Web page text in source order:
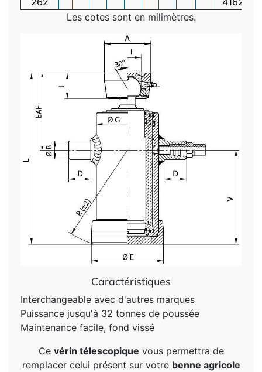
Les cotes sont en milimètres.
Caractéristiques
Interchangeable avec d'autres marques
Puissance jusqu'à 32 tonnes de poussée
Maintenance facile, fond vissé
Ce vérin télescopique vous permettra de
remplacer celui présent sur votre benne agricole